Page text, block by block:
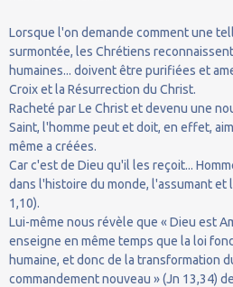
Lorsque l'on demande comment une
surmontée, les Chrétiens
humaines... doivent être purifiées et
Croix et la Résurrection du Christ.
Racheté par Le Christ et devenu une
Saint, l'homme peut et doit, en effet,
même a créées.
Car c'est de Dieu qu'il les reçoit...
dans l'histoire du monde, l'assumant et
1,10).
Lui-même nous révèle que « Dieu est
enseigne en même temps que la loi
humaine, et donc de la transformation
commandement nouveau » (Jn 13,34)